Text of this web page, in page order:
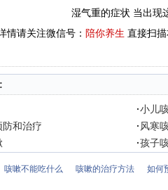
湿气重的症状 当出现
情请关注微信号： 陪你养生 直接扫描
·小儿
和治疗 · 风寒
·孩子
咳嗽不能吃什么 咳嗽的治疗方法 如何